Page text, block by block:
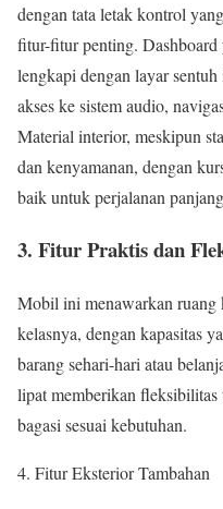
dengan tata letak kontrol
fitur-fitur penting. Dashboard
lengkapi dengan layar
akses ke sistem audio,
Material interior, meskipun
dan kenyamanan, dengan
baik untuk perjalanan
3. Fitur Praktis dan
Mobil ini menawarkan ruang
kelasnya, dengan kapasitas
barang sehari-hari atau
lipat memberikan fleksibilitas
bagasi sesuai kebutuhan.
Fitur Eksterior Tambahan